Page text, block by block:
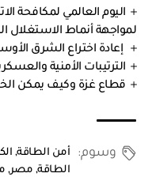
اليوم العالمي لمكافحة
لمواجهة أنماط الاستغلال
إعادة اختراع الشرق الأوسط
الترتيبات الأمنية
قطاع غزة وكيف يمكن
وسوم: أمن الطاقة,
الطاقة,مصر,